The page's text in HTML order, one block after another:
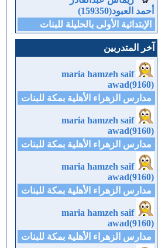
أحمد العبود(159350)
الإبتدائية الأولى بالحليلة للبنات
آخر المتدربين
maria hamzeh saif
awad(9160)
مدارس الزهراء الأهلية بمكة للبنات
maria hamzeh saif
awad(9160)
مدارس الزهراء الأهلية بمكة للبنات
maria hamzeh saif
awad(9160)
مدارس الزهراء الأهلية بمكة للبنات
maria hamzeh saif
awad(9160)
مدارس الزهراء الأهلية بمكة للبنات